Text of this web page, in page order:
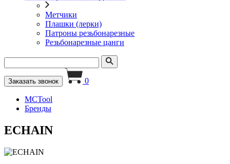
Метчики
Плашки (лерки)
Патроны резьбонарезные
Резьбонарезные цанги
Заказать звонок 0
MCTool
Бренды
ECHAIN